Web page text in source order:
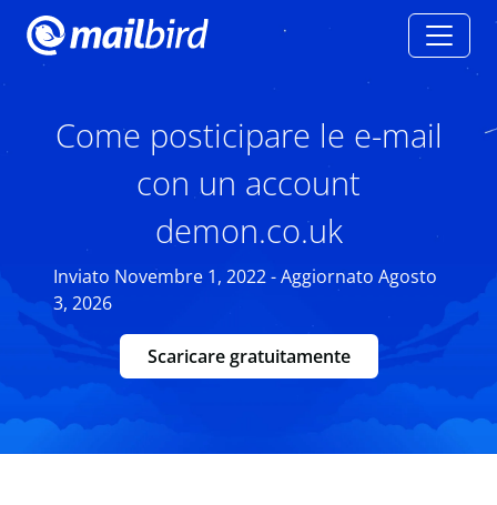
Come posticipare le e-mail
con un account
demon.co.uk
Inviato Novembre 1, 2022 - Aggiornato Agosto
3, 2026
Scaricare gratuitamente